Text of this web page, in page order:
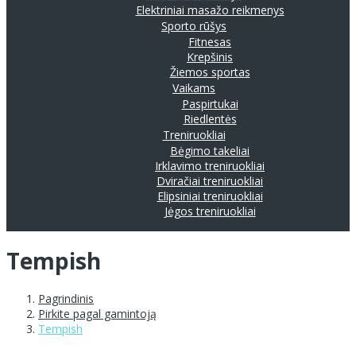
Elektriniai masažo reikmenys
Sporto rūšys
Fitnesas
Krepšinis
Žiemos sportas
Vaikams
Paspirtukai
Riedlentės
Treniruokliai
Bėgimo takeliai
Irklavimo treniruokliai
Dviračiai treniruokliai
Elipsiniai treniruokliai
Jėgos treniruokliai
Tempish
Pagrindinis
Pirkite pagal gamintoją
Tempish